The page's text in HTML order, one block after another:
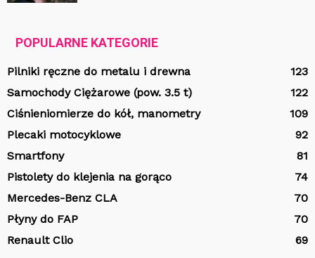
POPULARNE KATEGORIE
Pilniki ręczne do metalu i drewna
123
Samochody Ciężarowe (pow. 3.5 t)
122
Ciśnieniomierze do kół, manometry
109
Plecaki motocyklowe
92
Smartfony
81
Pistolety do klejenia na gorąco
74
Mercedes-Benz CLA
70
Płyny do FAP
70
Renault Clio
69